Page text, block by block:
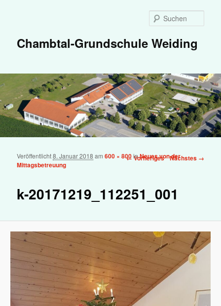
Chambtal-Grundschule Weiding
Bilder-Navigation
← Vorheriges Nächstes →
k-20171219_112251_001
Veröffentlicht8. Januar 2018 am600 × 800inNeues von der
Mittagsbetreuung